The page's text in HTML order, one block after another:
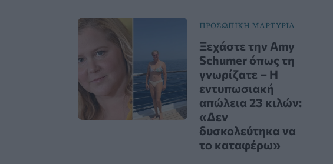
ΠΡΟΣΩΠΙΚΗ ΜΑΡΤΥΡΙΑ
Ξεχάστε την Amy
Schumer όπως τη
γνωρίζατε – Η
εντυπωσιακή
απώλεια 23 κιλών:
«Δεν
δυσκολεύτηκα να
το καταφέρω»